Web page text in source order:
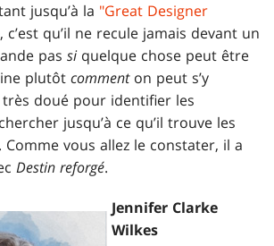
jusqu’à la "Great Designer
c’est qu’il ne recule jamais devant un
passi quelque chose peut être
plutôtcommenton peut s’y
doué pour identifier les
jusqu’à ce qu’il trouve les
vous allez le constater, il a
Destin reforgé.
Jennifer Clarke
Wilkes